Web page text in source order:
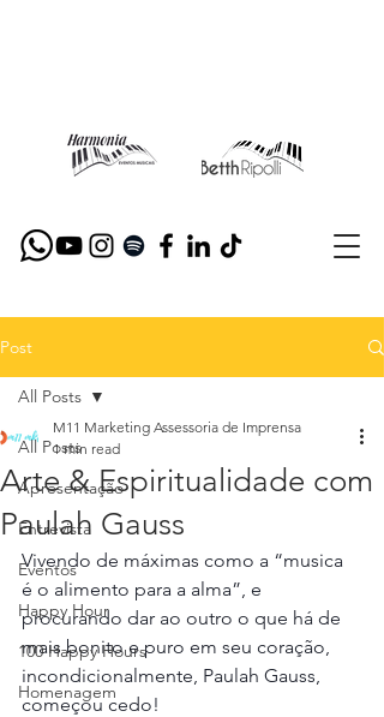
Post
All Posts
Apresentação
Entrevista
Eventos
Happy Hour
100 Happy Hours
Homenagem
All Posts
Arte & Espiritualidade com
Paulah Gauss
M11 Marketing Assessoria de Imprensa
1 min read
Vivendo de máximas como a “musica
é o alimento para a alma”, e
procurando dar ao outro o que há de
mais bonito e puro em seu coração,
incondicionalmente, Paulah Gauss,
começou cedo!